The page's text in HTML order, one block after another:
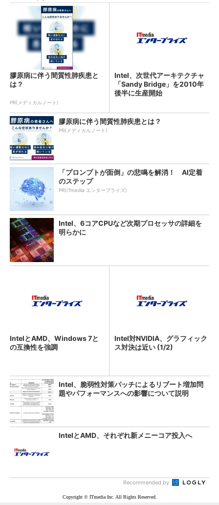
膠原病に伴う間質性肺疾患と
は？
PR(メディカルノート)
Intel、次世代アーキテクチャ
「Sandy Bridge」を2010年
後半に生産開始
膠原病に伴う間質性肺疾患とは？
PR(メディカルノート)
「プロンプトが面倒」の悲鳴を解消！ AI定着
のステップ
PR(ITmedia エンタープライズ)
Intel、6コアCPUなど次期プロセッサの詳細を
明らかに
IntelとAMD、Windows 7と
の互換性を強調
Intel対NVIDIA、グラフィック
ス対決は近い (1/2)
Intel、脆弱性対策パッチによるリブート増加問
題やパフォーマンスへの影響について説明
IntelとAMD、それぞれ新メニーコア投入へ
Recommended by
Copyright © ITmedia Inc. All Rights Reserved.